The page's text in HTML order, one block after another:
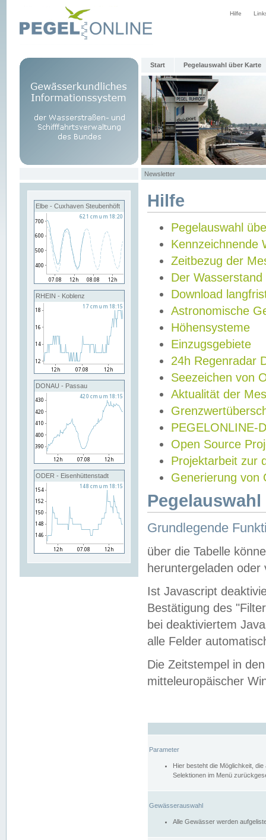
Hilfe
Start Pegelauswahl über Karte
Newsletter
Elbe - Cuxhaven Steubenhöft
RHEIN - Koblenz
DONAU - Passau
ODER - Eisenhüttenstadt
Hilfe
Pegelauswahl
Kennzeichnende
Zeitbezug der
Der Wasserstand
Download
Astronomische
Höhensysteme
Einzugsgebiete
24h Regenradar
Seezeichen von
Aktualität der
PEGELONLINE-
Open Source
Projektarbeit zur
Generierung von
Grundlegende
über die Tabelle
heruntergeladen oder
Ist Javascript
Bestätigung des
bei deaktiviertem
alle Felder
Die Zeitstempel in
mitteleuropäischer
Parameter
Hier besteht die Möglichkeit,
Selektionen im Menü
Gewässerauswahl
Alle Gewässer werden